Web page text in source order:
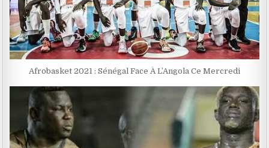
Afrobasket 2021 : Sénégal Face À L’Angola Ce Mercredi